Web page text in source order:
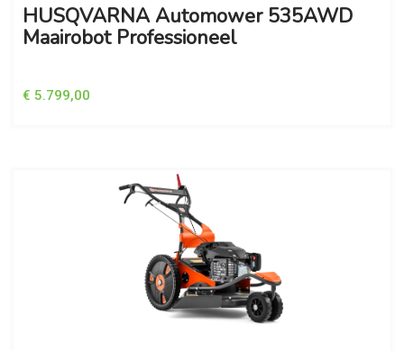
HUSQVARNA Automower 535AWD
Maairobot Professioneel
€ 5.799,00